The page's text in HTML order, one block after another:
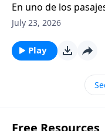
En uno de los
ORACIÓN en las
también que el
para que nuestras
Descúbralo: ¿Está
July 23, 2026
Play